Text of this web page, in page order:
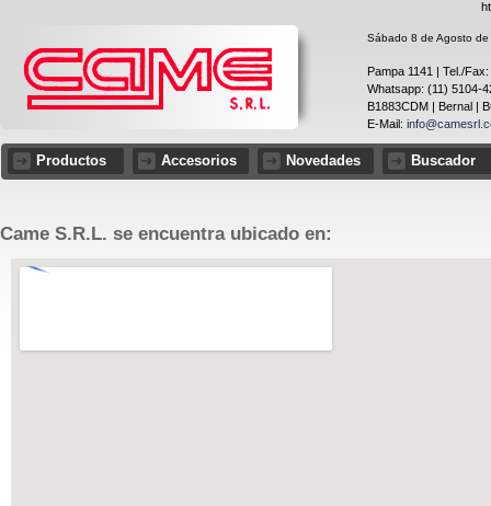
Sábado 8 de Agosto
Pampa 1141 | Tel./
Whatsapp: (11) 5104-
B1883CDM | Bernal |
E-Mail:
Productos Accesorios Novedades Buscador
Came S.R.L. se encuentra ubicado en: